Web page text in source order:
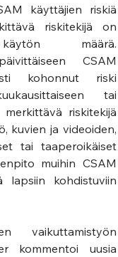
käyttäjien riskiä
riskitekijä on
käytön määrä.
CSAM
kohonnut riski
tai
riskitekijä
kuvien ja videoiden,
tai taaperoikäiset
muihin CSAM
lapsiin kohdistuviin
vaikuttamistyön